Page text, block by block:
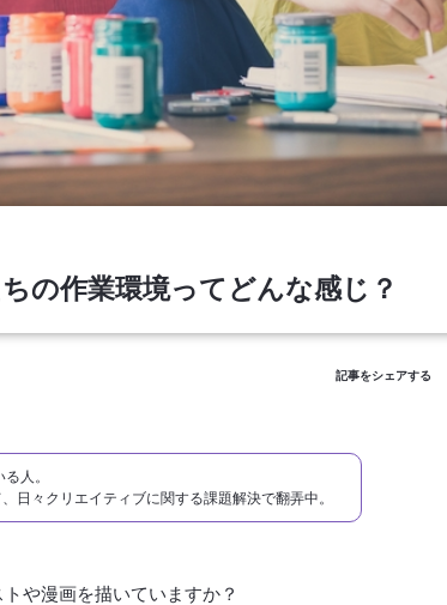
の作業環境ってどんな感じ？
記事をシェアする
人。
日々クリエイティブに関する課題解決で翻弄中。
や漫画を描いていますか？